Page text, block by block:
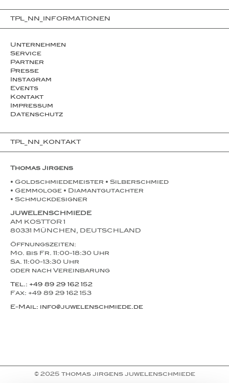
TPL_NN_INFORMATIONEN
Unternehmen
Service
Partner
Presse
Instagram
Events
Kontakt
Impressum
Datenschutz
TPL_NN_KONTAKT
Thomas Jirgens
• Goldschmiedemeister • Silberschmied
• Gemmologe • Diamantgutachter
• Schmuckdesigner
JUWELENSCHMIEDE
AM KOSTTOR 1
80331 MÜNCHEN, DEUTSCHLAND
Öffnungszeiten:
Mo. bis Fr. 11:00-18:30 Uhr
Sa. 11:00-13:30 Uhr
oder nach Vereinbarung
Tel.: +49 89 29 162 152
Fax: +49 89 29 162 153
E-Mail: info@juwelenschmiede.de
© 2025 thomas jirgens juwelenschmiede